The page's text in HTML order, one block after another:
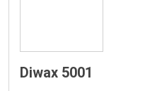
Diwax 5001